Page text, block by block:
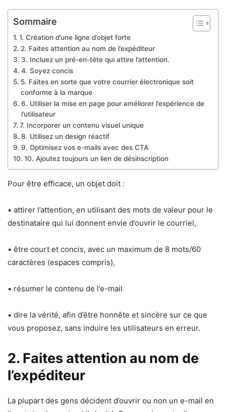
Sommaire
1. Création d’une ligne d’objet forte
2. Faites attention au nom de l’expéditeur
3. Incluez un pré-en-tête qui attire l’attention.
4. Soyez concis
5. Faites en sorte que votre courrier électronique soit
conforme à la marque
6. Utiliser la mise en page pour améliorer l’expérience de
l’utilisateur
7. Incorporer un contenu visuel unique
8. Utilisez un design réactif
9. Optimisez vos e-mails avec des CTA
10. Ajoutez toujours un lien de désinscription
Pour être efficace, un objet doit :
• attirer l’attention, en utilisant des mots de valeur pour le
destinataire qui lui donnent envie d’ouvrir le courriel,
• être court et concis, avec un maximum de 8 mots/60
caractères (espaces compris),
• résumer le contenu de l’e-mail
• dire la vérité, afin d’être honnête et sincère sur ce que
vous proposez, sans induire les utilisateurs en erreur.
2. Faites attention au nom de
l’expéditeur
La plupart des gens décident d’ouvrir ou non un e-mail en